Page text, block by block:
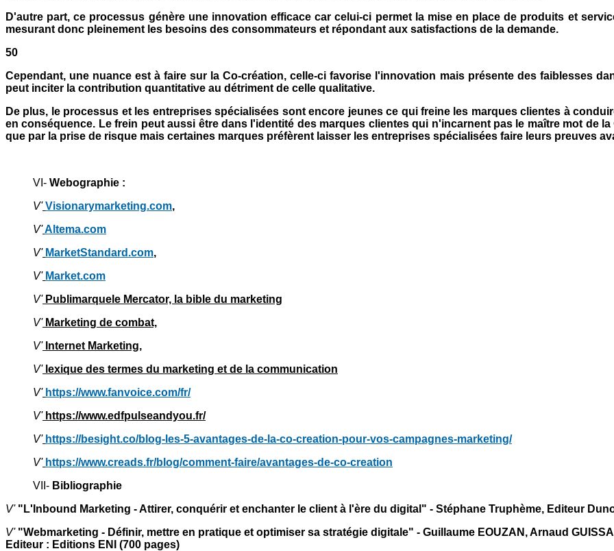
D'autre part, ce processus génère une innovation efficace car celui-ci permet la mise en place de produits et
mesurant donc pleinement les besoins des consommateurs et répondant aux satisfactions de la demande.
50
Cependant, une nuance est à faire sur la Co-création, celle-ci favorise l'innovation mais présente des faiblesses
peut inciter la contribution quantitative au détriment de celle qualitative.
De plus, le processus et les entreprises spécialisées sont encore jeunes ce qui freine les marques clientes à
en conséquence. Le frein peut aussi être dans l'identité des marques clientes qui n'incarnent pas le maître mot de
que par la prise de risque mais certaines marques préfèrent laisser les entreprises spécialisées faire leurs preuves
VI- Webographie :
V' Visionarymarketing.com,
V'Altema.com
V' MarketStandard.com,
V' Market.com
V'Publimarquele Mercator, la bible du marketing
V'Marketing de combat,
V'Internet Marketing,
V'lexique des termes du marketing et de la communication
V' https://www.fanvoice.com/fr/
V'https://www.edfpulseandyou.fr/
V' https://besight.co/blog-les-5-avantages-de-la-co-creation-pour-vos-campagnes-marketing/
V' https://www.creads.fr/blog/comment-faire/avantages-de-co-creation
VII- Bibliographie
V' "L'Inbound Marketing - Attirer, conquérir et enchanter le client à l'ère du digital" - Stéphane Truphème, Editeur
V' "Webmarketing - Définir, mettre en pratique et optimiser sa stratégie digitale" - Guillaume EOUZAN, Arnaud
Editeur : Editions ENI (700 pages)